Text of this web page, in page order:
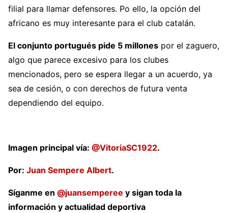
filial para llamar defensores. Po ello, la opción del
africano es muy interesante para el club catalán.
El conjunto portugués pide 5 millones por el zaguero,
algo que parece excesivo para los clubes
mencionados, pero se espera llegar a un acuerdo, ya
sea de cesión, o con derechos de futura venta
dependiendo del equipo.
Imagen principal vía: @VitoriaSC1922.
Por: Juan Sempere Albert.
Síganme en @juansemperee y sigan toda la
información y actualidad deportiva